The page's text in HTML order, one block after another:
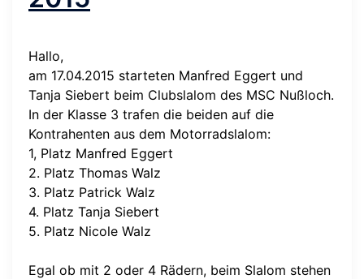
Hallo,
am 17.04.2015 starteten Manfred Eggert und
Tanja Siebert beim Clubslalom des MSC Nußloch.
In der Klasse 3 trafen die beiden auf die
Kontrahenten aus dem Motorradslalom:
1, Platz Manfred Eggert
2. Platz Thomas Walz
3. Platz Patrick Walz
4. Platz Tanja Siebert
5. Platz Nicole Walz
Egal ob mit 2 oder 4 Rädern, beim Slalom stehen